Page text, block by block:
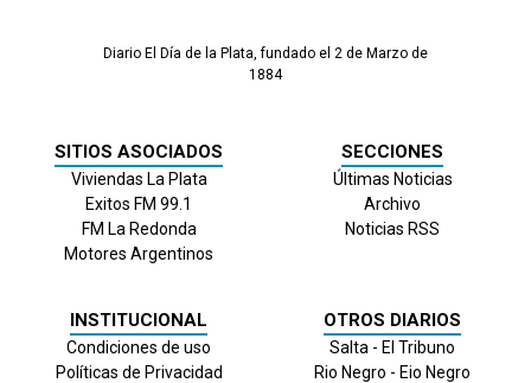
Diario El Día de la Plata, fundado el 2 de Marzo de
1884
SITIOS ASOCIADOS
Viviendas La Plata
Exitos FM 99.1
FM La Redonda
Motores Argentinos
SECCIONES
Últimas Noticias
Archivo
Noticias RSS
INSTITUCIONAL
Condiciones de uso
Políticas de Privacidad
OTROS DIARIOS
Salta - El Tribuno
Rio Negro - Eio Negro